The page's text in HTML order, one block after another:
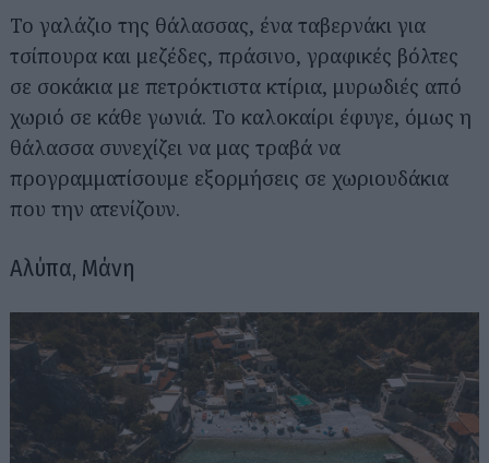
Το γαλάζιο της θάλασσας, ένα ταβερνάκι για
τσίπουρα και μεζέδες, πράσινο, γραφικές βόλτες
σε σοκάκια με πετρόκτιστα κτίρια, μυρωδιές από
χωριό σε κάθε γωνιά. Το καλοκαίρι έφυγε, όμως η
θάλασσα συνεχίζει να μας τραβά να
προγραμματίσουμε εξορμήσεις σε χωριουδάκια
που την ατενίζουν.
Αλύπα, Μάνη